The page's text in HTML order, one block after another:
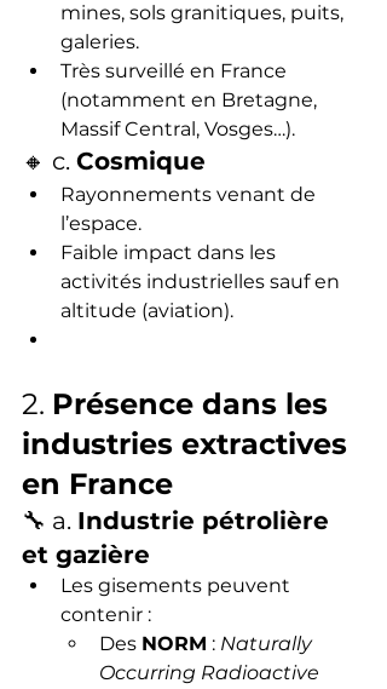
mines, sols granitiques, puits,
galeries.
Très surveillé en France
(notamment en Bretagne,
Massif Central, Vosges…).
🔸 c. Cosmique
Rayonnements venant de
l’espace.
Faible impact dans les
activités industrielles sauf en
altitude (aviation).
2. Présence dans les
industries extractives
en France
🔧 a. Industrie pétrolière
et gazière
Les gisements peuvent
contenir :
Des NORM : Naturally
Occurring Radioactive